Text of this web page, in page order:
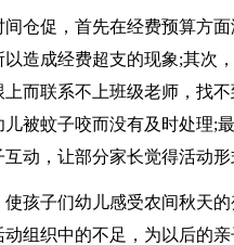
仓促，首先在经费预算方
造成经费超支的现象;其次
而联系不上班级老师，找
被蚊子咬而没有及时处理;
动，让部分家长觉得活动形
孩子们幼儿感受农间秋天
组织中的不足，为以后的